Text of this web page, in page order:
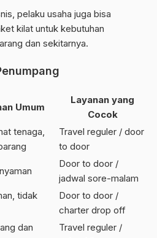
pelaku usaha juga bisa
kilat untuk kebutuhan
dan sekitarnya.
Umum
Layanan yang
Cocok
tenaga,
Travel reguler / door
to door
Door to door /
jadwal sore-malam
tidak
Door to door /
charter drop off
dan
Travel reguler /